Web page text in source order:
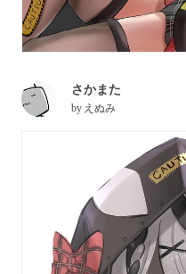
さかまた
by えぬみ